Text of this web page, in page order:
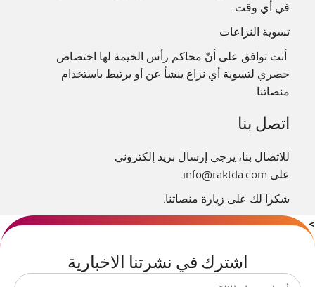
في أي وقت.
تسوية النزاعات
أنت توافق على أنّ محاكم رأس الخيمة لها اختصاص
حصري لتسوية أي نزاع ينشأ عن أو يرتبط باستخدام
منصاتنا.
اتصل بنا
للاتصال بنا، يرجى إرسال بريد إلكتروني
علىinfo@raktda.com
.
شكرا لك على زيارة منصاتنا.
>
اشترك في نشرتنا الاخبارية